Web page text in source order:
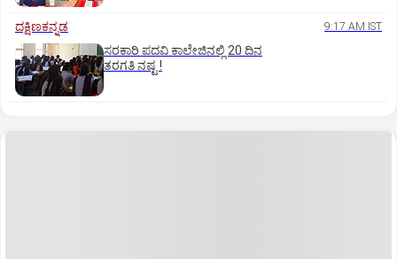
ದಕ್ಷಿಣಕನ್ನಡ 9:17 AM IST
ಸರಕಾರಿ ಪದವಿ ಕಾಲೇಜಿನಲ್ಲಿ 20 ದಿನ
ತರಗತಿ ನಷ್ಟ !